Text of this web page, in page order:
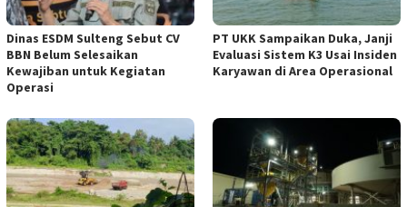
Dinas ESDM Sulteng Sebut CV
BBN Belum Selesaikan
Kewajiban untuk Kegiatan
Operasi
PT UKK Sampaikan Duka, Janji
Evaluasi Sistem K3 Usai Insiden
Karyawan di Area Operasional